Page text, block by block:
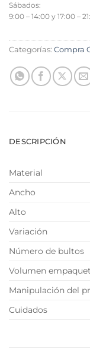
Sábados:
9:00 – 14:00 y 17:00 –
Categorías: Compra
DESCRIPCIÓN
Material
Ancho
Alto
Variación
Número de bultos
Volumen
Manipulación del
Cuidados